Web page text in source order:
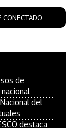
CONECTADO
de
del
destaca